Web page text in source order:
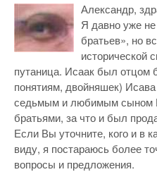
Александр,
Я давно уже
братьев», но
исторической
путаница. Исаак был отцом
понятиям, двойняшек)
седьмым и любимым сыном
братьями, за что и был
Если Вы уточните, кого и в
виду, я постараюсь более
вопросы и предложения.